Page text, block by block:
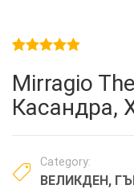
based on
customer
rating
Mirragio
Касандра,
Category:
ВЕЛИКДЕН,